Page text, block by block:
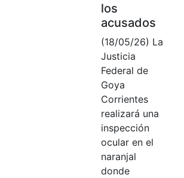
los
acusados
(18/05/26) La
Justicia
Federal de
Goya
Corrientes
realizará una
inspección
ocular en el
naranjal
donde